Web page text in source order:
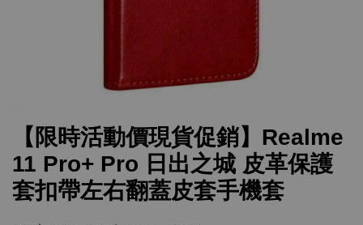
【限時活動價現貨促銷】Realme
11 Pro+ Pro 日出之城 皮革保護
套扣帶左右翻蓋皮套手機套